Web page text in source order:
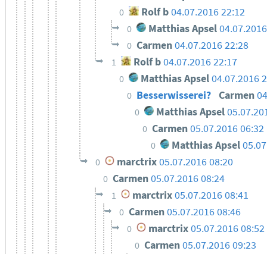
0 Rolf b04.07.2016 22:12
0 Matthias Apsel
0 Carmen04.07.2016 22:28
1 Rolf b04.07.2016 22:17
0 Matthias Apsel 04.07.2016
0 Besserwisserei? Carmen
0 Matthias Apsel
0 Carmen05.07.2016 06:32
0 Matthias Apsel
0 marctrix05.07.2016 08:20
0 Carmen05.07.2016 08:24
1 marctrix05.07.2016 08:41
0 Carmen05.07.2016 08:46
0 marctrix05.07.2016 08:52
0 Carmen05.07.2016 09:23